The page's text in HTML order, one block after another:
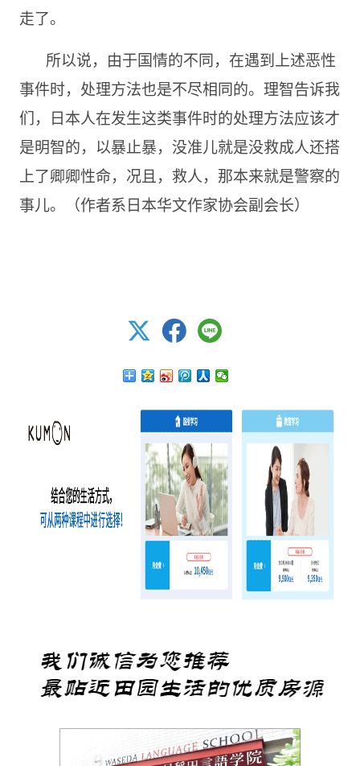
走了。
所以说，由于国情的不同，在遇到上述恶性
事件时，处理方法也是不尽相同的。理智告诉我
们，日本人在发生这类事件时的处理方法应该才
是明智的，以暴止暴，没准儿就是没救成人还搭
上了卿卿性命，况且，救人，那本来就是警察的
事儿。（作者系日本华文作家协会副会长）